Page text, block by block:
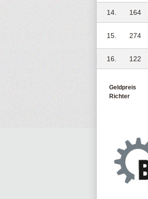
14. 164
15. 274
16. 122
Geldpreis
Richter